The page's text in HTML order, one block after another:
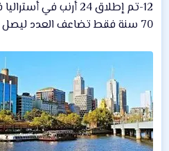
70 سنة فقط تضاعف العدد ليصل إلى 10 مليار أرنب.